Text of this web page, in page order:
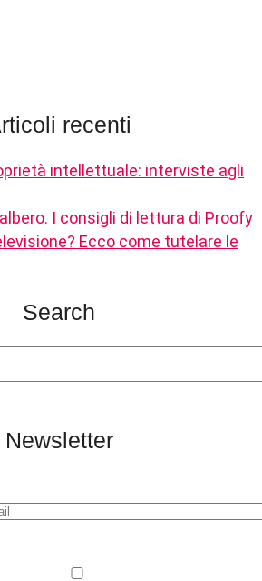
recenti
intellettuale: interviste agli
I consigli di lettura di Proofy
Ecco come tutelare le
Search
Newsletter